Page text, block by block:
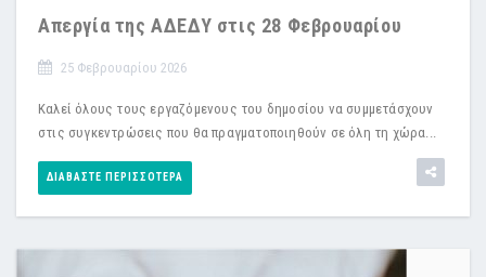
Απεργία της ΑΔΕΔΥ στις 28 Φεβρουαρίου
25 Φεβρουαρίου 2026
Καλεί όλους τους εργαζόμενους του δημοσίου να συμμετάσχουν
στις συγκεντρώσεις που θα πραγματοποιηθούν σε όλη τη χώρα...
ΔΙΑΒΆΣΤΕ ΠΕΡΙΣΣΌΤΕΡΑ